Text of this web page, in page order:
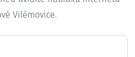
Vilémovice.